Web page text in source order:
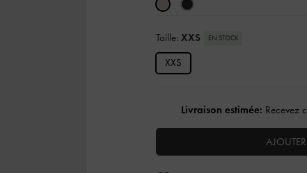
Taille: XXS EN STOCK
XXS
Livraison estimée: Recevez